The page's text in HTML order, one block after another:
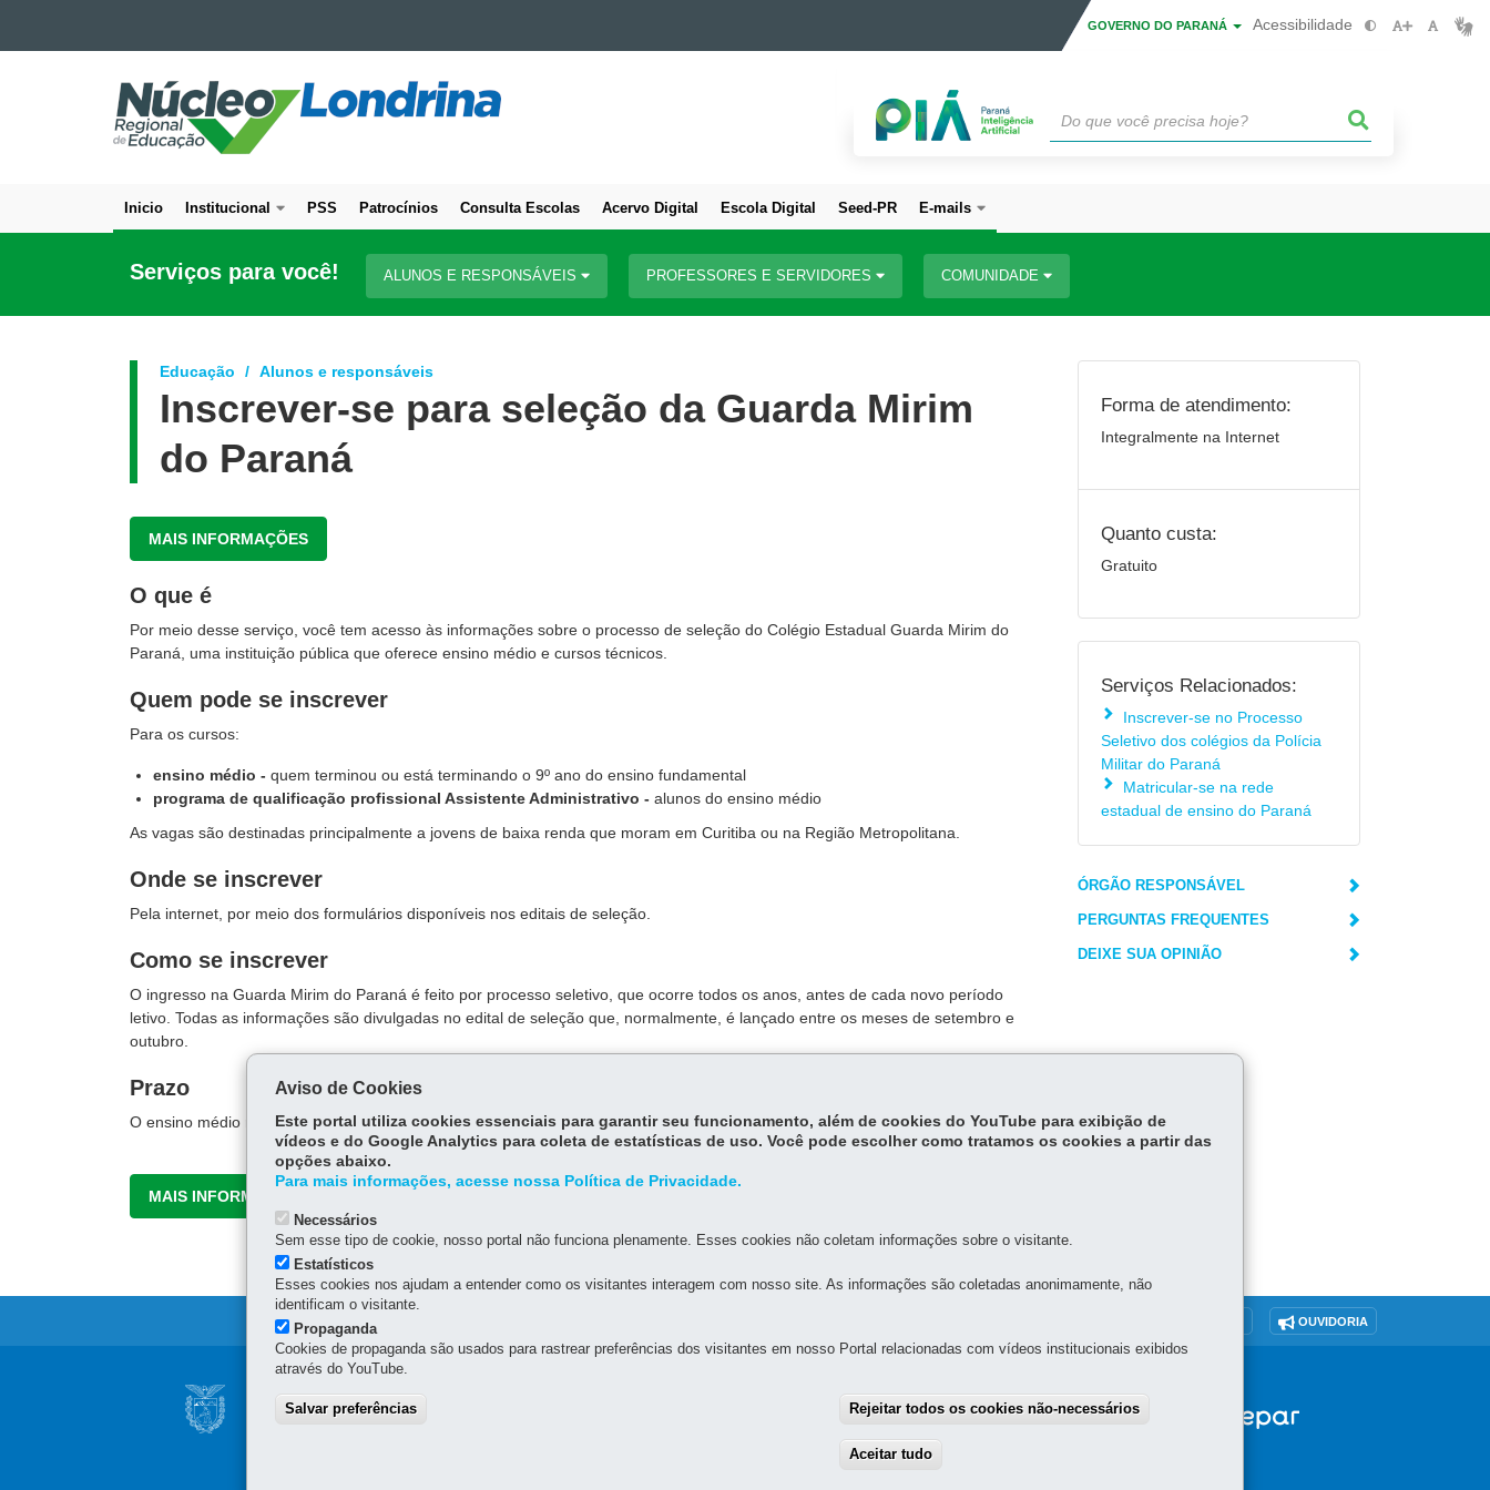
Ir para a navegação
Ir para a busca
GOVERNO DO PARANÁ Acessibilidade
NÚCLEO
REGIONAL
DE
LONDRINA
Navegação
principal
Inicio Institucional PSS Patrocínios Consulta Escolas Acervo Digital Escola Digital Seed-PR E-mails
Serviços para você! ALUNOS E RESPONSÁVEIS PROFESSORES E SERVIDORES COMUNIDADE
Educação Alunos e responsáveis
Inscrever-se para seleção da Guarda Mirim
do Paraná
MAIS INFORMAÇÕES
O que é
Por meio desse serviço, você tem acesso às informações sobre o processo de seleção do Colégio Estadual Guarda Mirim do
Paraná, uma instituição pública que oferece ensino médio e cursos técnicos.
Quem pode se inscrever
Para os cursos:
ensino médio - quem terminou ou está terminando o 9º ano do ensino fundamental
programa de qualificação profissional Assistente Administrativo - alunos do ensino médio
As vagas são destinadas principalmente a jovens de baixa renda que moram em Curitiba ou na Região Metropolitana.
Onde se inscrever
Pela internet, por meio dos formulários disponíveis nos editais de seleção.
Como se inscrever
O ingresso na Guarda Mirim do Paraná é feito por processo seletivo, que ocorre todos os anos, antes de cada novo período
letivo. Todas as informações são divulgadas no edital de seleção que, normalmente, é lançado entre os meses de setembro e
outubro.
Prazo
O ensino médio regular dura três anos e o subsequente tem duração de um ano e meio.
MAIS INFORMAÇÕES
Forma de atendimento:
Integralmente na Internet
Quanto custa:
Gratuito
Serviços Relacionados:
Inscrever-se no Processo
Seletivo dos colégios da Polícia
Militar do Paraná
Matricular-se na rede
estadual de ensino do Paraná
ÓRGÃO RESPONSÁVEL
PERGUNTAS FREQUENTES
DEIXE SUA OPINIÃO
OUVIDORIA
Navegação
principal
NÚCLEO REGIONAL DE EDUCAÇÃO DE LONDRINA
Aviso de Cookies
Este portal utiliza cookies essenciais para garantir seu funcionamento, além de cookies do YouTube para exibição de
vídeos e do Google Analytics para coleta de estatísticas de uso. Você pode escolher como tratamos os cookies a partir das
opções abaixo.
Para mais informações, acesse nossa Política de Privacidade.
Necessários
Sem esse tipo de cookie, nosso portal não funciona plenamente. Esses cookies não coletam informações sobre o visitante.
Estatísticos
Esses cookies nos ajudam a entender como os visitantes interagem com nosso site. As informações são coletadas anonimamente, não
identificam o visitante.
Propaganda
Cookies de propaganda são usados para rastrear preferências dos visitantes em nosso Portal relacionadas com vídeos institucionais exibidos
através do YouTube.
Salvar preferências Rejeitar todos os cookies não-necessários
Aceitar tudo